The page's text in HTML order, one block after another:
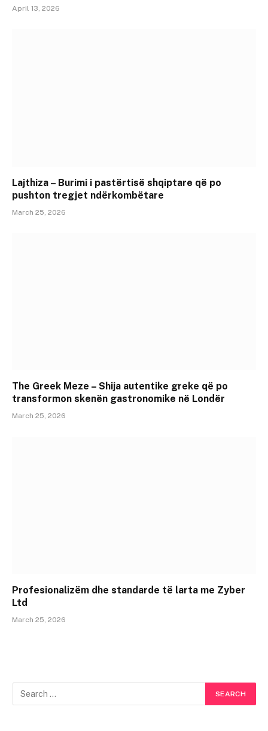
April 13, 2026
Lajthiza – Burimi i pastërtisë shqiptare që po
pushton tregjet ndërkombëtare
March 25, 2026
The Greek Meze – Shija autentike greke që po
transformon skenën gastronomike në Londër
March 25, 2026
Profesionalizëm dhe standarde të larta me Zyber
Ltd
March 25, 2026